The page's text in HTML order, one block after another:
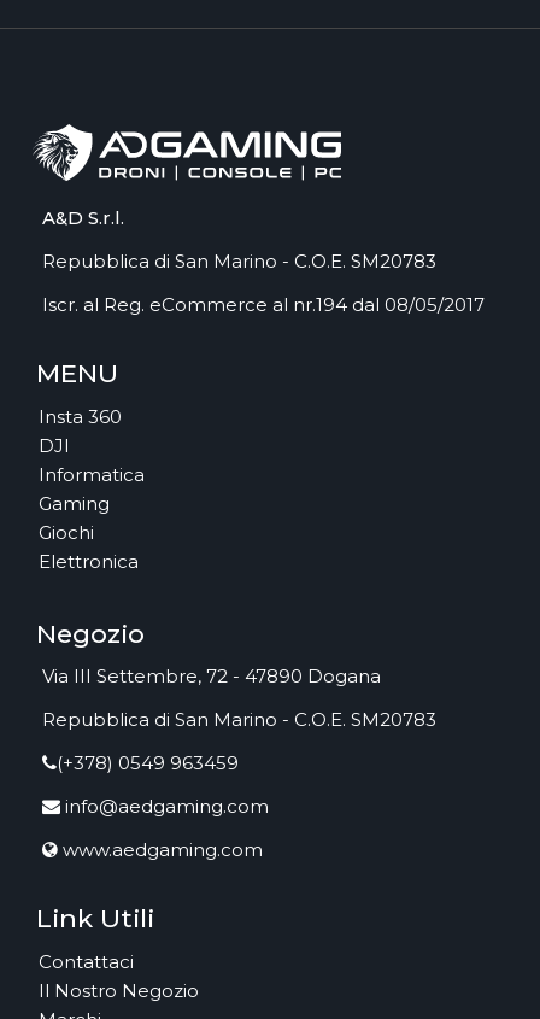
A&D S.r.l.
Repubblica di San Marino - C.O.E. SM20783
Iscr. al Reg. eCommerce al nr.194 dal 08/05/2017
MENU
Insta 360
DJI
Informatica
Gaming
Giochi
Elettronica
Negozio
Via III Settembre, 72 - 47890 Dogana
Repubblica di San Marino - C.O.E. SM20783
(+378) 0549 963459
info@aedgaming.com
www.aedgaming.com
Link Utili
Contattaci
Il Nostro Negozio